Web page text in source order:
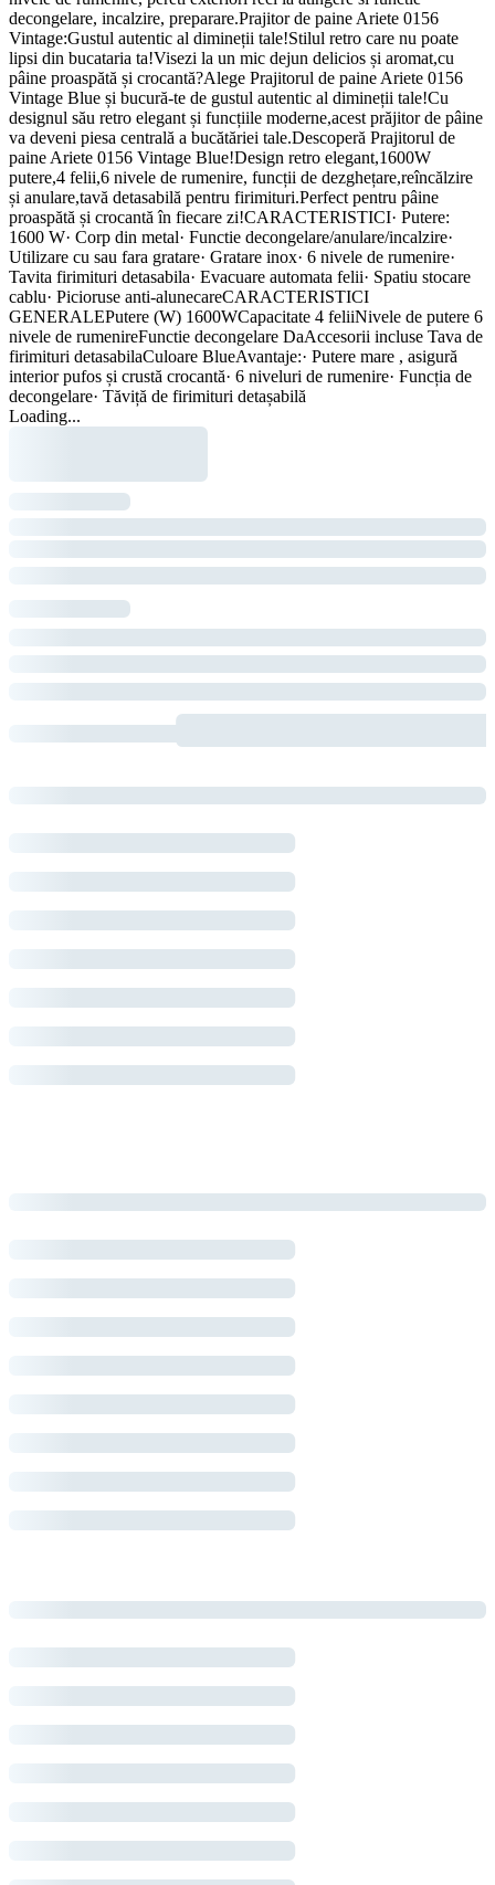
decongelare, incalzire, preparare.Prajitor de paine Ariete 0156
Vintage:Gustul autentic al dimineții tale!Stilul retro care nu poate
lipsi din bucataria ta!Visezi la un mic dejun delicios și aromat,cu
pâine proaspătă și crocantă?Alege Prajitorul de paine Ariete 0156
Vintage Blue și bucură-te de gustul autentic al dimineții tale!Cu
designul său retro elegant și funcțiile moderne,acest prăjitor de pâine
va deveni piesa centrală a bucătăriei tale.Descoperă Prajitorul de
paine Ariete 0156 Vintage Blue!Design retro elegant,1600W
putere,4 felii,6 nivele de rumenire, funcții de dezghețare,reîncălzire
și anulare,tavă detasabilă pentru firimituri.Perfect pentru pâine
proaspătă și crocantă în fiecare zi!CARACTERISTICI· Putere:
1600 W· Corp din metal· Functie decongelare/anulare/incalzire·
Utilizare cu sau fara gratare· Gratare inox· 6 nivele de rumenire·
Tavita firimituri detasabila· Evacuare automata felii· Spatiu stocare
cablu· Picioruse anti-alunecareCARACTERISTICI
GENERALEPutere (W) 1600WCapacitate 4 feliiNivele de putere 6
nivele de rumenireFunctie decongelare DaAccesorii incluse Tava de
firimituri detasabilaCuloare BlueAvantaje:· Putere mare , asigură
interior pufos și crustă crocantă· 6 niveluri de rumenire· Funcția de
decongelare· Tăviță de firimituri detașabilă
Loading...